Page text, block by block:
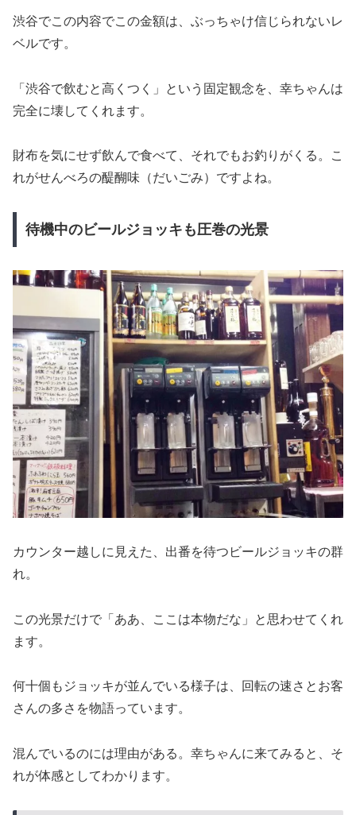
渋谷でこの内容でこの金額は、ぶっちゃけ信じられないレ
ベルです。
「渋谷で飲むと高くつく」という固定観念を、幸ちゃんは
完全に壊してくれます。
財布を気にせず飲んで食べて、それでもお釣りがくる。こ
れがせんべろの醍醐味（だいごみ）ですよね。
待機中のビールジョッキも圧巻の光景
カウンター越しに見えた、出番を待つビールジョッキの群
れ。
この光景だけで「ああ、ここは本物だな」と思わせてくれ
ます。
何十個もジョッキが並んでいる様子は、回転の速さとお客
さんの多さを物語っています。
混んでいるのには理由がある。幸ちゃんに来てみると、そ
れが体感としてわかります。